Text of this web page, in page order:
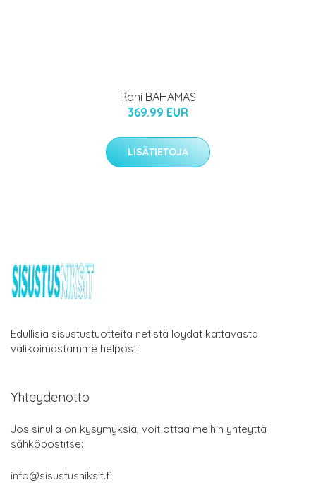
Rahi BAHAMAS
369.99 EUR
LISÄTIETOJA
Edullisia sisustustuotteita netistä löydät kattavasta
valikoimastamme helposti.
Yhteydenotto
Jos sinulla on kysymyksiä, voit ottaa meihin yhteyttä
sähköpostitse:
info@sisustusniksit.fi